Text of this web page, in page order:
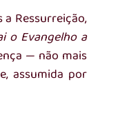
Ressurreição,
o Evangelho a
— não mais
assumida por